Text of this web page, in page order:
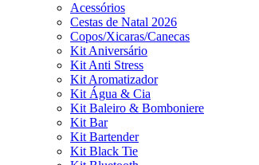
Acessórios
Cestas de Natal 2026
Copos/Xicaras/Canecas
Kit Aniversário
Kit Anti Stress
Kit Aromatizador
Kit Água & Cia
Kit Baleiro & Bomboniere
Kit Bar
Kit Bartender
Kit Black Tie